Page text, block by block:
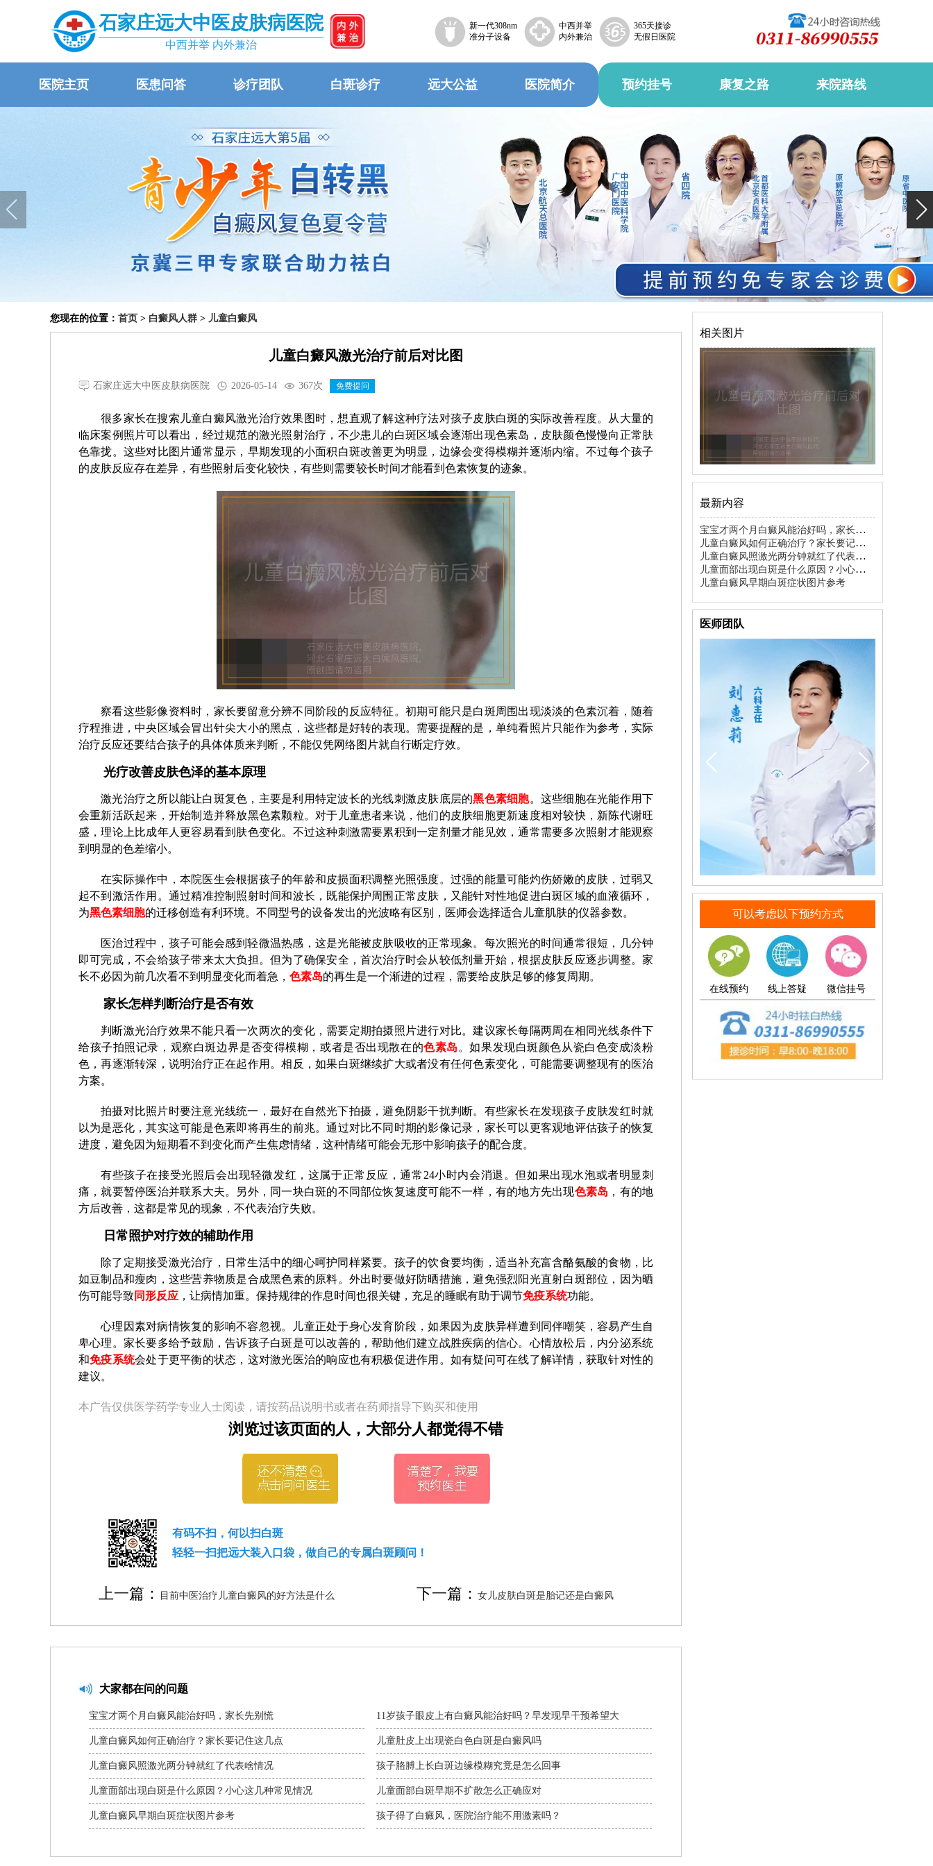
石家庄远大中医皮肤病医院
中西并举 内外兼治
新一代308nm
准分子设备
中西并举
内外兼治
365天接诊
无假日医院
医院主页 医患问答 诊疗团队 白斑诊疗 远大公益 医院简介 预约挂号 康复之路 来院路线
您现在的位置： 首页 > 白癜风人群 > 儿童白癜风
儿童白癜风激光治疗前后对比图
石家庄远大中医皮肤病医院 2026-05-14 367次 免费提问
很多家长在搜索儿童白癜风激光治疗效果图时，想直观了解这种疗法对孩子皮肤白斑的实际改善程度。从大量的
临床案例照片可以看出，经过规范的激光照射治疗，不少患儿的白斑区域会逐渐出现色素岛，皮肤颜色慢慢向正常肤
色靠拢。这些对比图片通常显示，早期发现的小面积白斑改善更为明显，边缘会变得模糊并逐渐内缩。不过每个孩子
的皮肤反应存在差异，有些照射后变化较快，有些则需要较长时间才能看到色素恢复的迹象。
察看这些影像资料时，家长要留意分辨不同阶段的反应特征。初期可能只是白斑周围出现淡淡的色素沉着，随着
疗程推进，中央区域会冒出针尖大小的黑点，这些都是好转的表现。需要提醒的是，单纯看照片只能作为参考，实际
治疗反应还要结合孩子的具体体质来判断，不能仅凭网络图片就自行断定疗效。
光疗改善皮肤色泽的基本原理
激光治疗之所以能让白斑复色，主要是利用特定波长的光线刺激皮肤底层的黑色素细胞。这些细胞在光能作用下
会重新活跃起来，开始制造并释放黑色素颗粒。对于儿童患者来说，他们的皮肤细胞更新速度相对较快，新陈代谢旺
盛，理论上比成年人更容易看到肤色变化。不过这种刺激需要累积到一定剂量才能见效，通常需要多次照射才能观察
到明显的色差缩小。
在实际操作中，本院医生会根据孩子的年龄和皮损面积调整光照强度。过强的能量可能灼伤娇嫩的皮肤，过弱又
起不到激活作用。通过精准控制照射时间和波长，既能保护周围正常皮肤，又能针对性地促进白斑区域的血液循环，
为黑色素细胞的迁移创造有利环境。不同型号的设备发出的光波略有区别，医师会选择适合儿童肌肤的仪器参数。
医治过程中，孩子可能会感到轻微温热感，这是光能被皮肤吸收的正常现象。每次照光的时间通常很短，几分钟
即可完成，不会给孩子带来太大负担。但为了确保安全，首次治疗时会从较低剂量开始，根据皮肤反应逐步调整。家
长不必因为前几次看不到明显变化而着急， 色素岛的再生是一个渐进的过程，需要给皮肤足够的修复周期。
家长怎样判断治疗是否有效
判断激光治疗效果不能只看一次两次的变化，需要定期拍摄照片进行对比。建议家长每隔两周在相同光线条件下
给孩子拍照记录，观察白斑边界是否变得模糊，或者是否出现散在的色素岛 。如果发现白斑颜色从瓷白色变成淡粉
色，再逐渐转深，说明治疗正在起作用。相反，如果白斑继续扩大或者没有任何色素变化，可能需要调整现有的医治
方案。
拍摄对比照片时要注意光线统一，最好在自然光下拍摄，避免阴影干扰判断。有些家长在发现孩子皮肤发红时就
以为是恶化，其实这可能是色素即将再生的前兆。通过对比不同时期的影像记录，家长可以更客观地评估孩子的恢复
进度，避免因为短期看不到变化而产生焦虑情绪，这种情绪可能会无形中影响孩子的配合度。
有些孩子在接受光照后会出现轻微发红，这属于正常反应，通常24小时内会消退。但如果出现水泡或者明显刺
痛，就要暂停医治并联系大夫。另外，同一块白斑的不同部位恢复速度可能不一样，有的地方先出现色素岛 ，有的地
方后改善，这都是常见的现象，不代表治疗失败。
日常照护对疗效的辅助作用
除了定期接受激光治疗，日常生活中的细心呵护同样紧要。孩子的饮食要均衡，适当补充富含酪氨酸的食物，比
如豆制品和瘦肉，这些营养物质是合成黑色素的原料。外出时要做好防晒措施，避免强烈阳光直射白斑部位，因为晒
伤可能导致同形反应 ，让病情加重。保持规律的作息时间也很关键，充足的睡眠有助于调节免疫系统功能。
心理因素对病情恢复的影响不容忽视。儿童正处于身心发育阶段，如果因为皮肤异样遭到同伴嘲笑，容易产生自
卑心理。家长要多给予鼓励，告诉孩子白斑是可以改善的，帮助他们建立战胜疾病的信心。心情放松后，内分泌系统
和免疫系统会处于更平衡的状态，这对激光医治的响应也有积极促进作用。如有疑问可在线了解详情，获取针对性的
建议。
本广告仅供医学药学专业人士阅读，请按药品说明书或者在药师指导下购买和使用
浏览过该页面的人，大部分人都觉得不错
有码不扫，何以扫白斑
轻轻一扫把远大装入口袋，做自己的专属白斑顾问！
上一篇： 目前中医治疗儿童白癜风的好方法是什么 下一篇：女儿皮肤白斑是胎记还是白癜风
大家都在问的问题
宝宝才两个月白癜风能治好吗，家长先别慌
儿童白癜风如何正确治疗？家长要记住这几点
儿童白癜风照激光两分钟就红了代表啥情况
儿童面部出现白斑是什么原因？小心这几种常见情况
儿童白癜风早期白斑症状图片参考
11岁孩子眼皮上有白癜风能治好吗？早发现早干预希望大
儿童肚皮上出现瓷白色白斑是白癜风吗
孩子胳膊上长白斑边缘模糊究竟是怎么回事
儿童面部白斑早期不扩散怎么正确应对
孩子得了白癜风，医院治疗能不用激素吗？
相关图片
最新内容
宝宝才两个月白癜风能治好吗，家长先别
慌
儿童白癜风如何正确治疗？家长要记住这
几点
儿童白癜风照激光两分钟就红了代表啥情
况
儿童面部出现白斑是什么原因？小心这几
种常见情况
儿童白癜风早期白斑症状图片参考
医师团队
可以考虑以下预约方式
在线预约 线上答疑 微信挂号